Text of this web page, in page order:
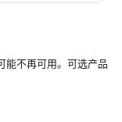
pagination-
能不再可用。可选产品